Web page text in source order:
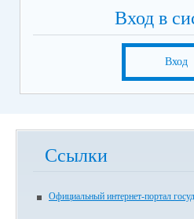
Вход в
Вход
Ссылки
Официальный интернет-портал